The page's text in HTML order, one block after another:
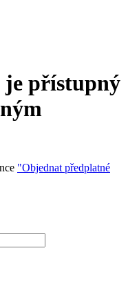
je přístupný
"Objednat předplatné